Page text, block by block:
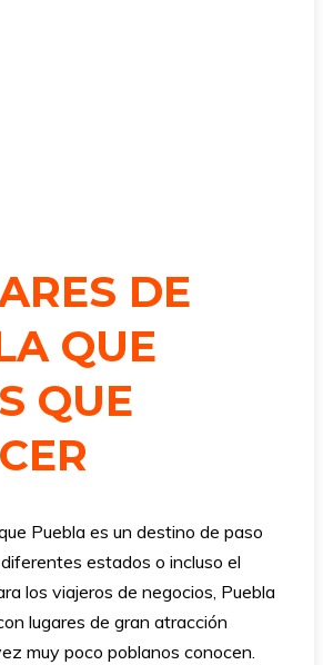
DE
QUE
QUE
Puebla es un destino de paso
estados o incluso el
los viajeros de negocios, Puebla
lugares de gran atracción
muy poco poblanos conocen.